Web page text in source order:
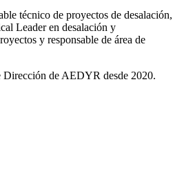
técnico de proyectos de desalación,
Leader en desalación y
y responsable de área de
Dirección de AEDYR desde 2020.